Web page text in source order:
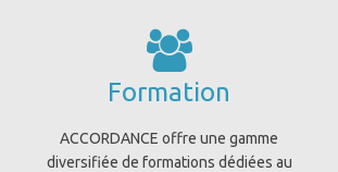
Formation
ACCORDANCE offre une gamme
diversifiée de formations dédiées au